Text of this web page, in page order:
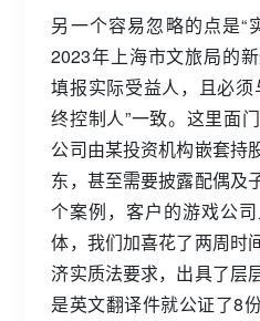
另一个容易忽略的点是“
2023年上海市文旅局的
填报实际受益人，且必
终控制人”一致。这里面
公司由某投资机构嵌套持
东，甚至需要披露配偶及
个案例，客户的游戏公
体，我们加喜花了两周时
济实质法要求，出具了层
是英文翻译件就公证了8